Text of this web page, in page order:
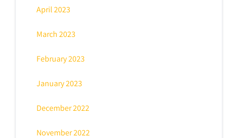
April 2023
March 2023
February 2023
January 2023
December 2022
November 2022